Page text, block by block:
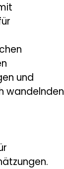
und
wandelnden